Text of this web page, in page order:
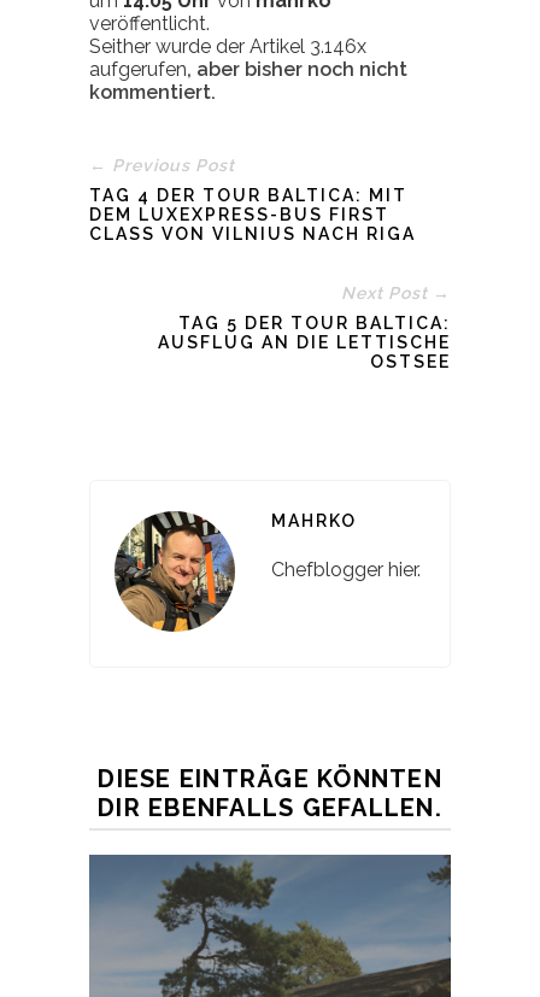
veröffentlicht.
Seither wurde der Artikel 3.146x
aufgerufen, aber bisher noch nicht
kommentiert.
← Previous Post
TAG 4 DER TOUR BALTICA: MIT
DEM LUXEXPRESS-BUS FIRST
CLASS VON VILNIUS NACH RIGA
Next Post →
TAG 5 DER TOUR BALTICA:
AUSFLUG AN DIE LETTISCHE
OSTSEE
MAHRKO
Chefblogger hier.
DIESE EINTRÄGE KÖNNTEN
DIR EBENFALLS GEFALLEN.